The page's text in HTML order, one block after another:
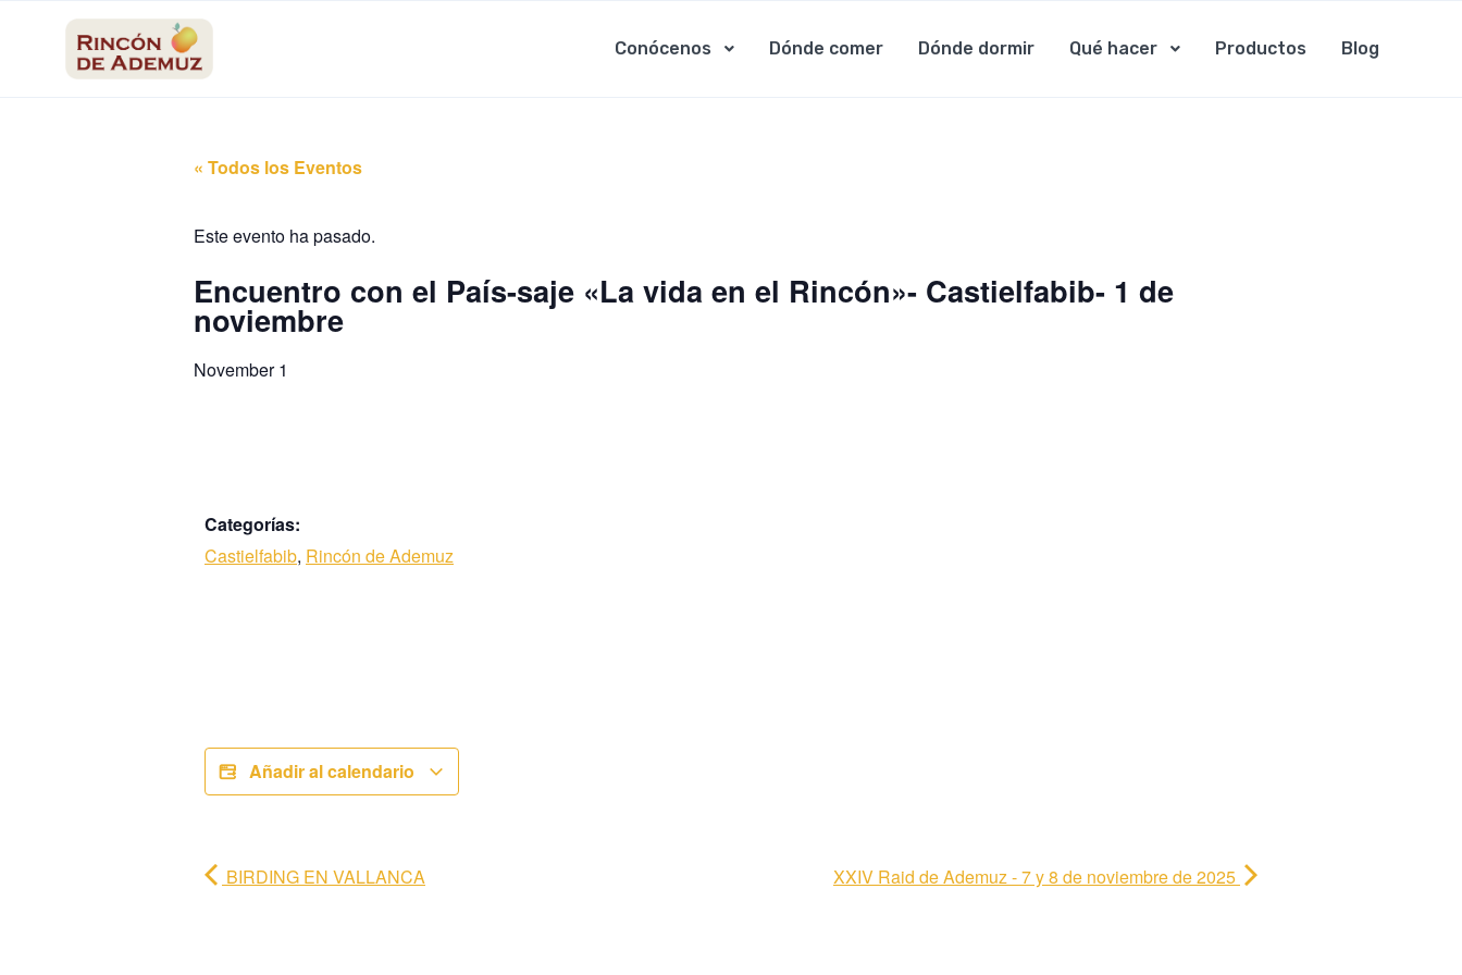
Conócenos
Dónde comer Dónde dormir Qué hacer Productos Blog
« Todos los Eventos
Este evento ha pasado.
Encuentro con el País-saje «La vida en el Rincón»- Castielfabib- 1 de
noviembre
November 1
Categorías:
Castielfabib, Rincón de Ademuz
Añadir al calendario
BIRDING EN VALLANCA XXIV Raid de Ademuz - 7 y 8 de noviembre de 2025